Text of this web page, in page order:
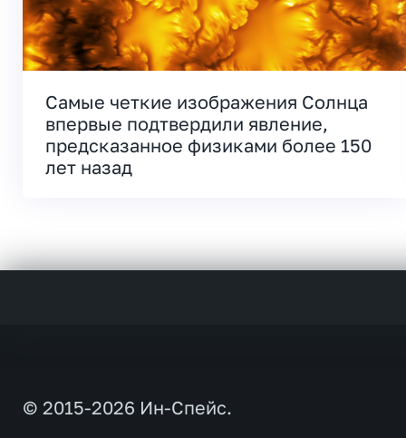
Самые четкие изображения Солнца
впервые подтвердили явление,
предсказанное физиками более 150
лет назад
© 2015-2026 Ин-Спейс.